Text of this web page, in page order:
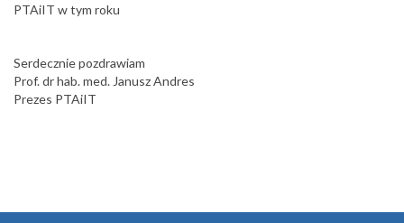
PTAiIT w tym roku
Serdecznie pozdrawiam
Prof. dr hab. med. Janusz Andres
Prezes PTAiIT